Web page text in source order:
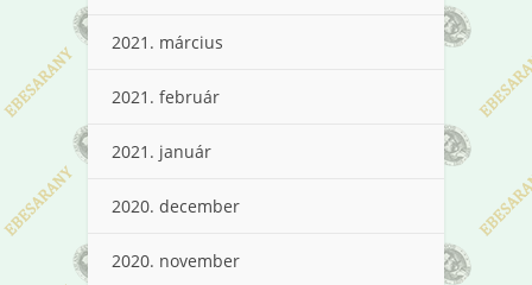
2021. március
2021. február
2021. január
2020. december
2020. november